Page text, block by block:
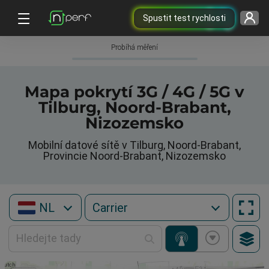
Spustit test rychlosti
Probíhá měření
Mapa pokrytí 3G / 4G / 5G v
Tilburg, Noord-Brabant,
Nizozemsko
Mobilní datové sítě v Tilburg, Noord-Brabant,
Provincie Noord-Brabant, Nizozemsko
NL